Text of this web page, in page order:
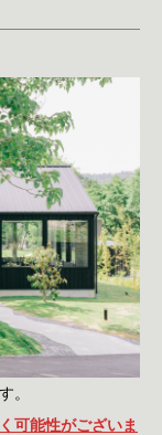
。
可能性がございま